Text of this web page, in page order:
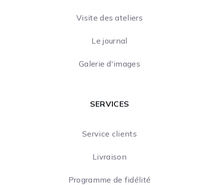
Visite des ateliers
Le journal
Galerie d'images
SERVICES
Service clients
Livraison
Programme de fidélité